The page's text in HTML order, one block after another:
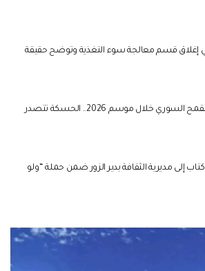
إغلاق قسم معالجة سوء التغذية وتوضح حقيقة
قفزة في إنتاج القمح السوري خلال موسم 2026.. الحسكة تتصدر
آلاف كتاب إلى مديرية الثقافة بدير الزور ضمن حملة “ولو